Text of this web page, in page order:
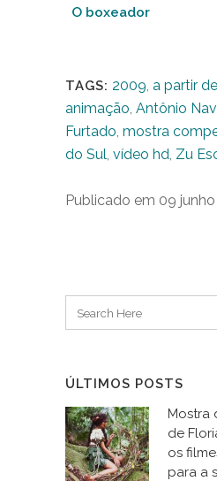
O boxeador
TAGS: 2009, a partir
animação, Antônio
Furtado, mostra
do Sul, vídeo hd, Zu
Publicado em 09 junho
ÚLTIMOS POSTS
Mostra
de
os
para a